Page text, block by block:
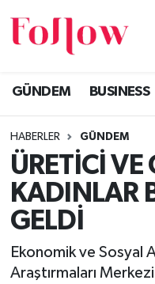
GÜNDEM BUSINESS
HABERLER GÜNDEM
ÜRETİCİ VE
KADINLAR
GELDİ
Ekonomik ve Sosyal
Araştırmaları
GÜNDEM
BUSINESS
KÜLTÜR & SANAT
MODA
EĞİTİM
SAĞLIK & SPOR
Eskişehir Nöbetçi
Eskişehir Hava
Eskişehir Namaz
Eskişehir Trafik
Süper Lig Puan
Tüm Manşetler